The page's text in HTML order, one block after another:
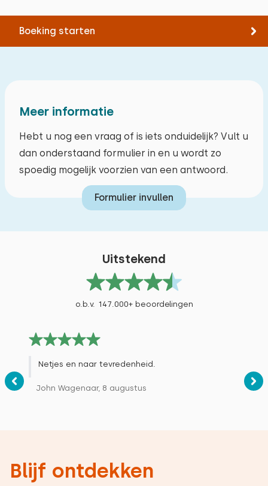
Boeking starten
Meer informatie
Hebt u nog een vraag of is iets onduidelijk? Vult u
dan onderstaand formulier in en u wordt zo
spoedig mogelijk voorzien van een antwoord.
Formulier invullen
Uitstekend
o.b.v. 147.000+ beoordelingen
Netjes en naar tevredenheid.
John Wagenaar, 8 augustus
Blijf ontdekken